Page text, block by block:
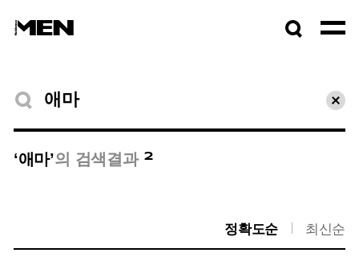
검색결과
초기
‘애마’의 검색결과 2
정확도순 최신순